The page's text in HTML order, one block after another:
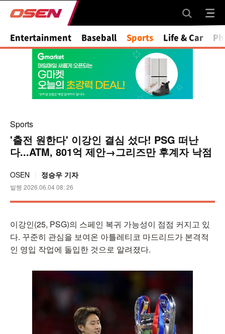
Mute
Entertainment Baseball Sports Life & Car
Sports
'출전 원한다' 이강인 결심 섰다! PSG 떠난
다...ATM, 801억 제안→그리즈만 후계자 낙점
OSEN 정승우 기자
발행 2026.06.04 08: 26
이강인(25, PSG)의 스페인 복귀 가능성이 점점 커지고 있
다. 꾸준히 관심을 보여온 아틀레티코 마드리드가 본격적
인 영입 작업에 돌입한 것으로 알려졌다.